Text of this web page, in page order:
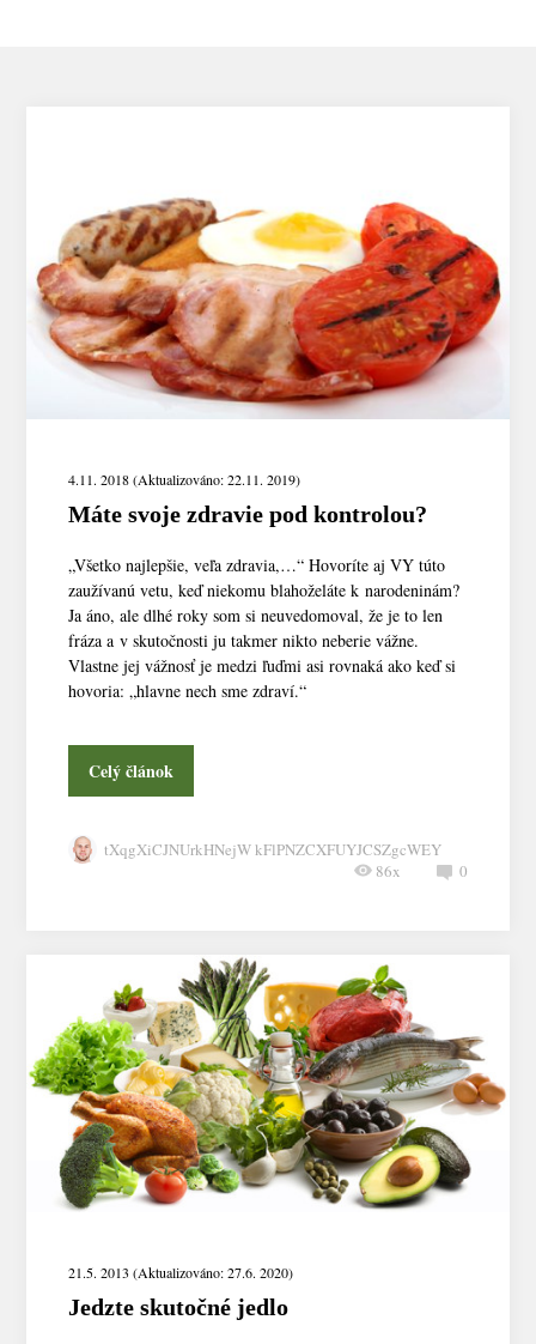
4.11. 2018 (Aktualizováno: 22.11. 2019)
Máte svoje zdravie pod kontrolou?
„Všetko najlepšie, veľa zdravia,…“ Hovoríte aj VY túto
zaužívanú vetu, keď niekomu blahoželáte k narodeninám?
Ja áno, ale dlhé roky som si neuvedomoval, že je to len
fráza a v skutočnosti ju takmer nikto neberie vážne.
Vlastne jej vážnosť je medzi ľuďmi asi rovnaká ako keď si
hovoria: „hlavne nech sme zdraví.“
Celý článok
tXqgXiCJNUrkHNejW kFlPNZCXFUYJCSZgcWEY
0
86x
21.5. 2013 (Aktualizováno: 27.6. 2020)
Jedzte skutočné jedlo